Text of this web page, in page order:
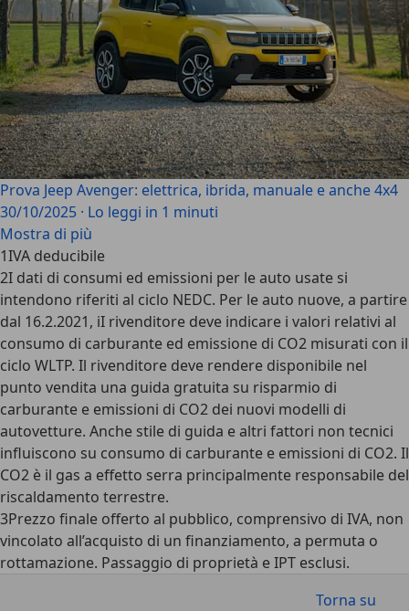
Prova Jeep Avenger: elettrica, ibrida, manuale e anche 4x4
30/10/2025 · Lo leggi in 1 minuti
Mostra di più
1IVA deducibile
2I dati di consumi ed emissioni per le auto usate si
intendono riferiti al ciclo NEDC. Per le auto nuove, a partire
dal 16.2.2021, iI rivenditore deve indicare i valori relativi al
consumo di carburante ed emissione di CO2 misurati con il
ciclo WLTP. Il rivenditore deve rendere disponibile nel
punto vendita una guida gratuita su risparmio di
carburante e emissioni di CO2 dei nuovi modelli di
autovetture. Anche stile di guida e altri fattori non tecnici
influiscono su consumo di carburante e emissioni di CO2. Il
CO2 è il gas a effetto serra principalmente responsabile del
riscaldamento terrestre.
3Prezzo finale offerto al pubblico, comprensivo di IVA, non
vincolato all’acquisto di un finanziamento, a permuta o
rottamazione. Passaggio di proprietà e IPT esclusi.
Torna su